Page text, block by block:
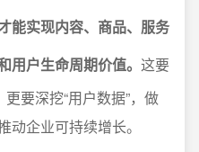
能实现内容、商品、服务
用户生命周期价值。 这要
要深挖“用户数据”，做
企业可持续增长。